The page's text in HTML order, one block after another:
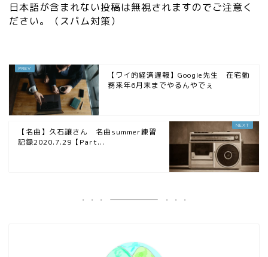
日本語が含まれない投稿は無視されますのでご注意く
ださい。（スパム対策）
【ワイ的経済遅報】Google先生 在宅勤
務来年6月末までやるんやでぇ
【名曲】久石譲さん 名曲summer練習
記録2020.7.29【Part...